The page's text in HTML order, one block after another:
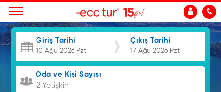
Giriş Tarihi Çıkış Tarihi
Oda ve Kişi Sayısı
2 Yetişkin